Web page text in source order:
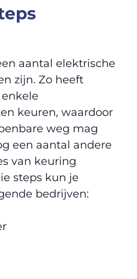
aantal elektrische
zijn. Zo heeft
keuren, waardoor
weg mag
een aantal andere
van keuring
steps kun je
bedrijven: